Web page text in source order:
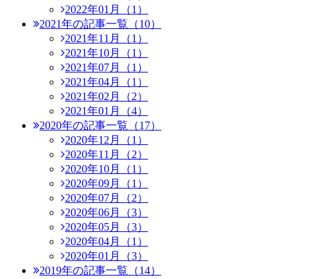
2022年01月（1）
2021年の記事一覧（10）
2021年11月（1）
2021年10月（1）
2021年07月（1）
2021年04月（1）
2021年02月（2）
2021年01月（4）
2020年の記事一覧（17）
2020年12月（1）
2020年11月（2）
2020年10月（1）
2020年09月（1）
2020年07月（2）
2020年06月（3）
2020年05月（3）
2020年04月（1）
2020年01月（3）
2019年の記事一覧（14）